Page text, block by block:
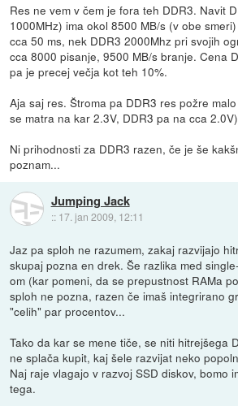
Res ne vem v čem je fora teh DDR3. Navit
1000MHz) ima okol 8500 MB/s (v obe
cca 50 ms, nek DDR3 2000Mhz pri svojih
cca 8000 pisanje, 9500 MB/s branje. Cena
pa je precej večja kot teh 10%.
Aja saj res. Štroma pa DDR3 res požre
se matra na kar 2.3V, DDR3 pa na cca
Ni prihodnosti za DDR3 razen, če je še
poznam...
Jumping Jack
:: 17. jan 2009, 12:11
Jaz pa sploh ne razumem, zakaj razvijajo
skupaj pozna en drek. Še razlika med
om (kar pomeni, da se prepustnost RAMa
sploh ne pozna, razen če imaš integrirano
"celih" par procentov...
Tako da kar se mene tiče, se niti hitrejšega
ne splača kupit, kaj šele razvijat neko
Naj raje vlagajo v razvoj SSD diskov, bomo
tega.